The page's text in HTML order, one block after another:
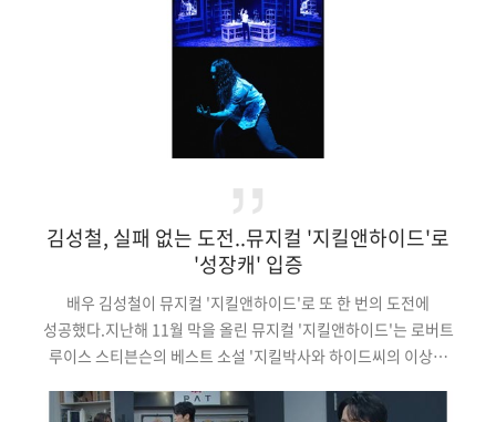
김성철, 실패 없는 도전..뮤지컬 '지킬앤하이드'로
'성장캐' 입증
배우 김성철이 뮤지컬 '지킬앤하이드'로 또 한 번의 도전에
성공했다.지난해 11월 막을 올린 뮤지컬 '지킬앤하이드'는 로버트
루이스 스티븐슨의 베스트 소설 '지킬박사와 하이드씨의 이상한
작품으로 한 인물 안에서 '지킬'과 '하이드' 두 인격이 대립하며